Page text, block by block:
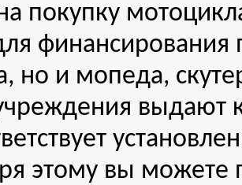
покупку
финансирования
но и мопеда,
выдают
этому вы можете